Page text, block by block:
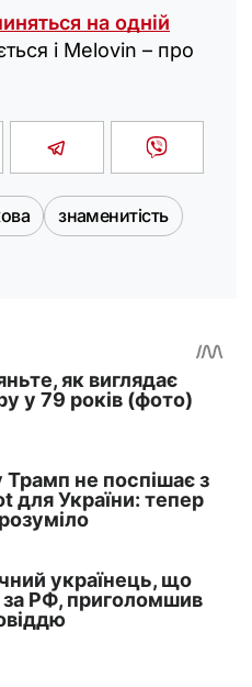
на одній
і Melovin – про
знаменитість